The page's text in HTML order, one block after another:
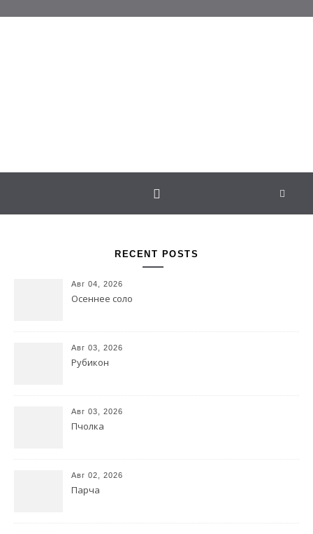
RECENT POSTS
Авг 04, 2026
Осеннее соло
Авг 03, 2026
Рубикон
Авг 03, 2026
Пчолка
Авг 02, 2026
Парча